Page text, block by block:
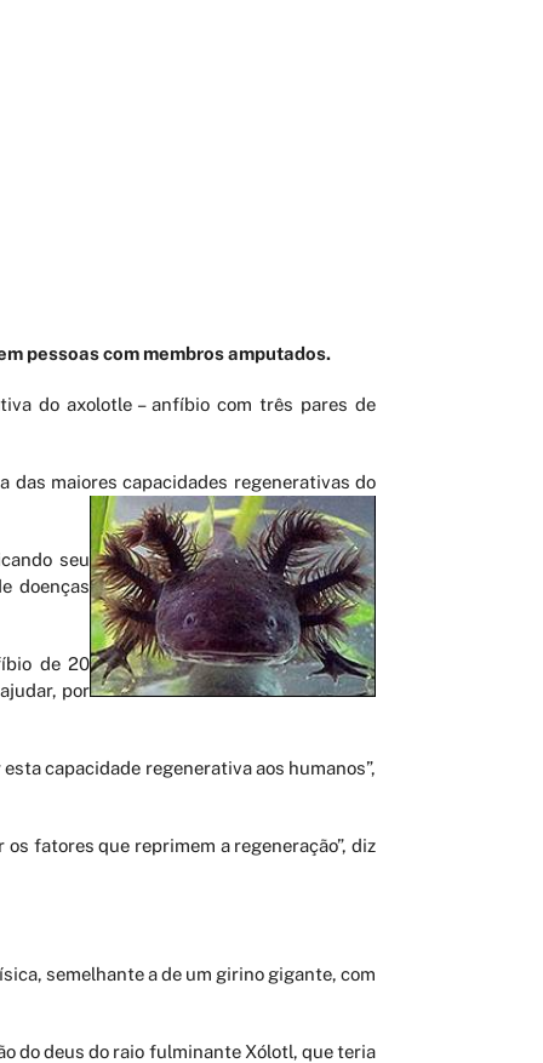
pessoas com membros amputados.
do axolotle – anfíbio com três pares de
das maiores capacidades regenerativas do
seu
doenças
de 20
por
capacidade regenerativa aos humanos”,
fatores que reprimem a regeneração”, diz
semelhante a de um girino gigante, com
do deus do raio fulminante Xólotl, que teria